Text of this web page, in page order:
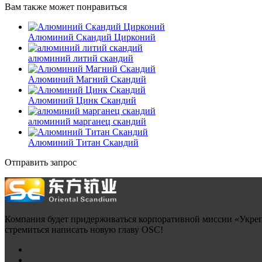
Вам также может понравиться
Алюминий Скандий Цирконий
алюминий литий скандий
Алюминий Магний Скандий
Алюминий Цинк Скандий
алюминий марганец скандий
Алюминий Титан Скандий
Отправить запрос
Компания будет придерживаться корпоративной миссии
стремиться написать новую главу OSC!